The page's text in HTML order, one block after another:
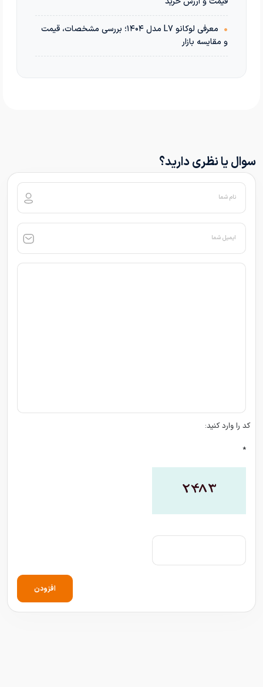
•
معرفی لوکانو L7 مدل ۱۴۰۴؛ بررسی مشخصات، قیمت
و مقایسه بازار
سوال یا نظری دارید؟
نام شما
ایمیل شما
کد را وارد کنید:
*
افزودن